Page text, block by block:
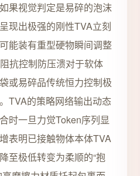
果视觉判定是易碎的泡沫
现出极强的刚性TVA立刻
能装有重型硬物瞬间调整
抗控制防压溃对于软体
或易碎品传统恒力控制极
TVA的策略网络输出动态
时一旦力觉Token序列显
表明已接触物体本体TVA
至极低转变为柔顺的“抱